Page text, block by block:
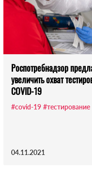
Роспотребнадзор
увеличить охват
COVID-19
#covid-19 #тестирование
04.11.2021